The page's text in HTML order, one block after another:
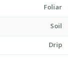
Foliar
Soil
Drip